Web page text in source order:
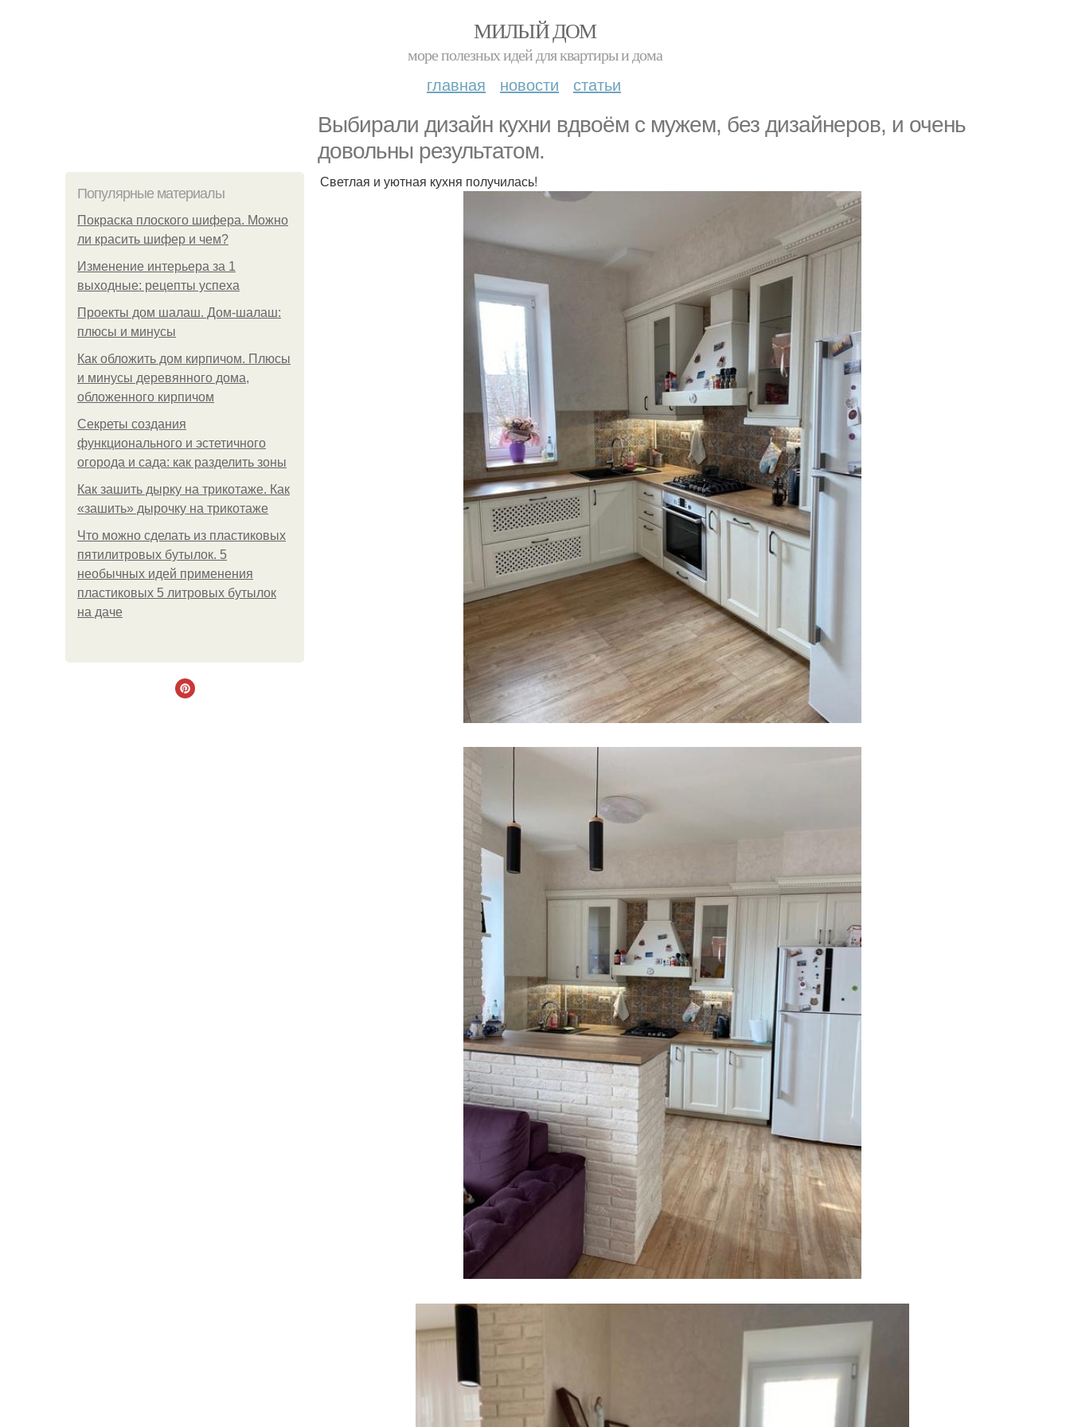
МИЛЫЙ ДОМ
море полезных идей для квартиры и дома
главная новости статьи
Выбирали дизайн кухни вдвоём с мужем, без дизайнеров, и очень
довольны результатом.
Популярные материалы
Покраска плоского шифера. Можно
ли красить шифер и чем?
Изменение интерьера за 1
выходные: рецепты успеха
Проекты дом шалаш. Дом-шалаш:
плюсы и минусы
Как обложить дом кирпичом. Плюсы
и минусы деревянного дома,
обложенного кирпичом
Секреты создания
функционального и эстетичного
огорода и сада: как разделить зоны
Как зашить дырку на трикотаже. Как
«зашить» дырочку на трикотаже
Что можно сделать из пластиковых
пятилитровых бутылок. 5
необычных идей применения
пластиковых 5 литровых бутылок
на даче
Светлая и уютная кухня получилась!